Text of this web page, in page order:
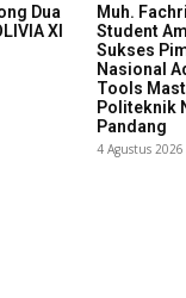
Dua
XI
Muh.
Student
Sukses
Nasional
Tools
Politeknik
Pandang
4 Agustus 2026